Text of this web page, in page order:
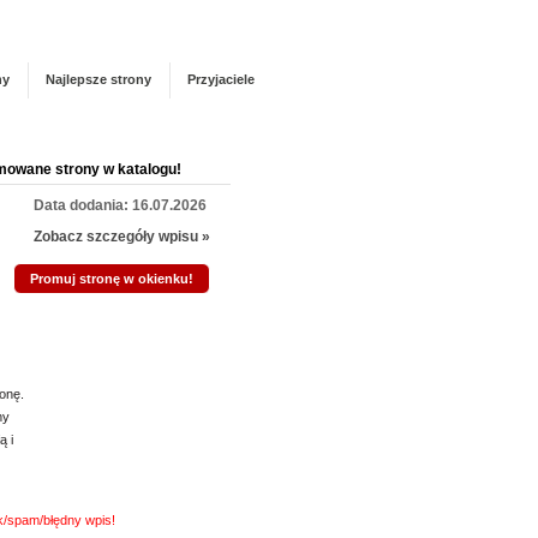
Najlepsze strony Przyjaciele
strony w katalogu!
Data dodania: 16.07.2026
Zobacz szczegóły wpisu »
Promuj stronę w okienku!
i
spam/błędny wpis!